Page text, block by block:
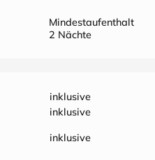
Mindestaufenthalt
2 Nächte
inklusive
inklusive
inklusive